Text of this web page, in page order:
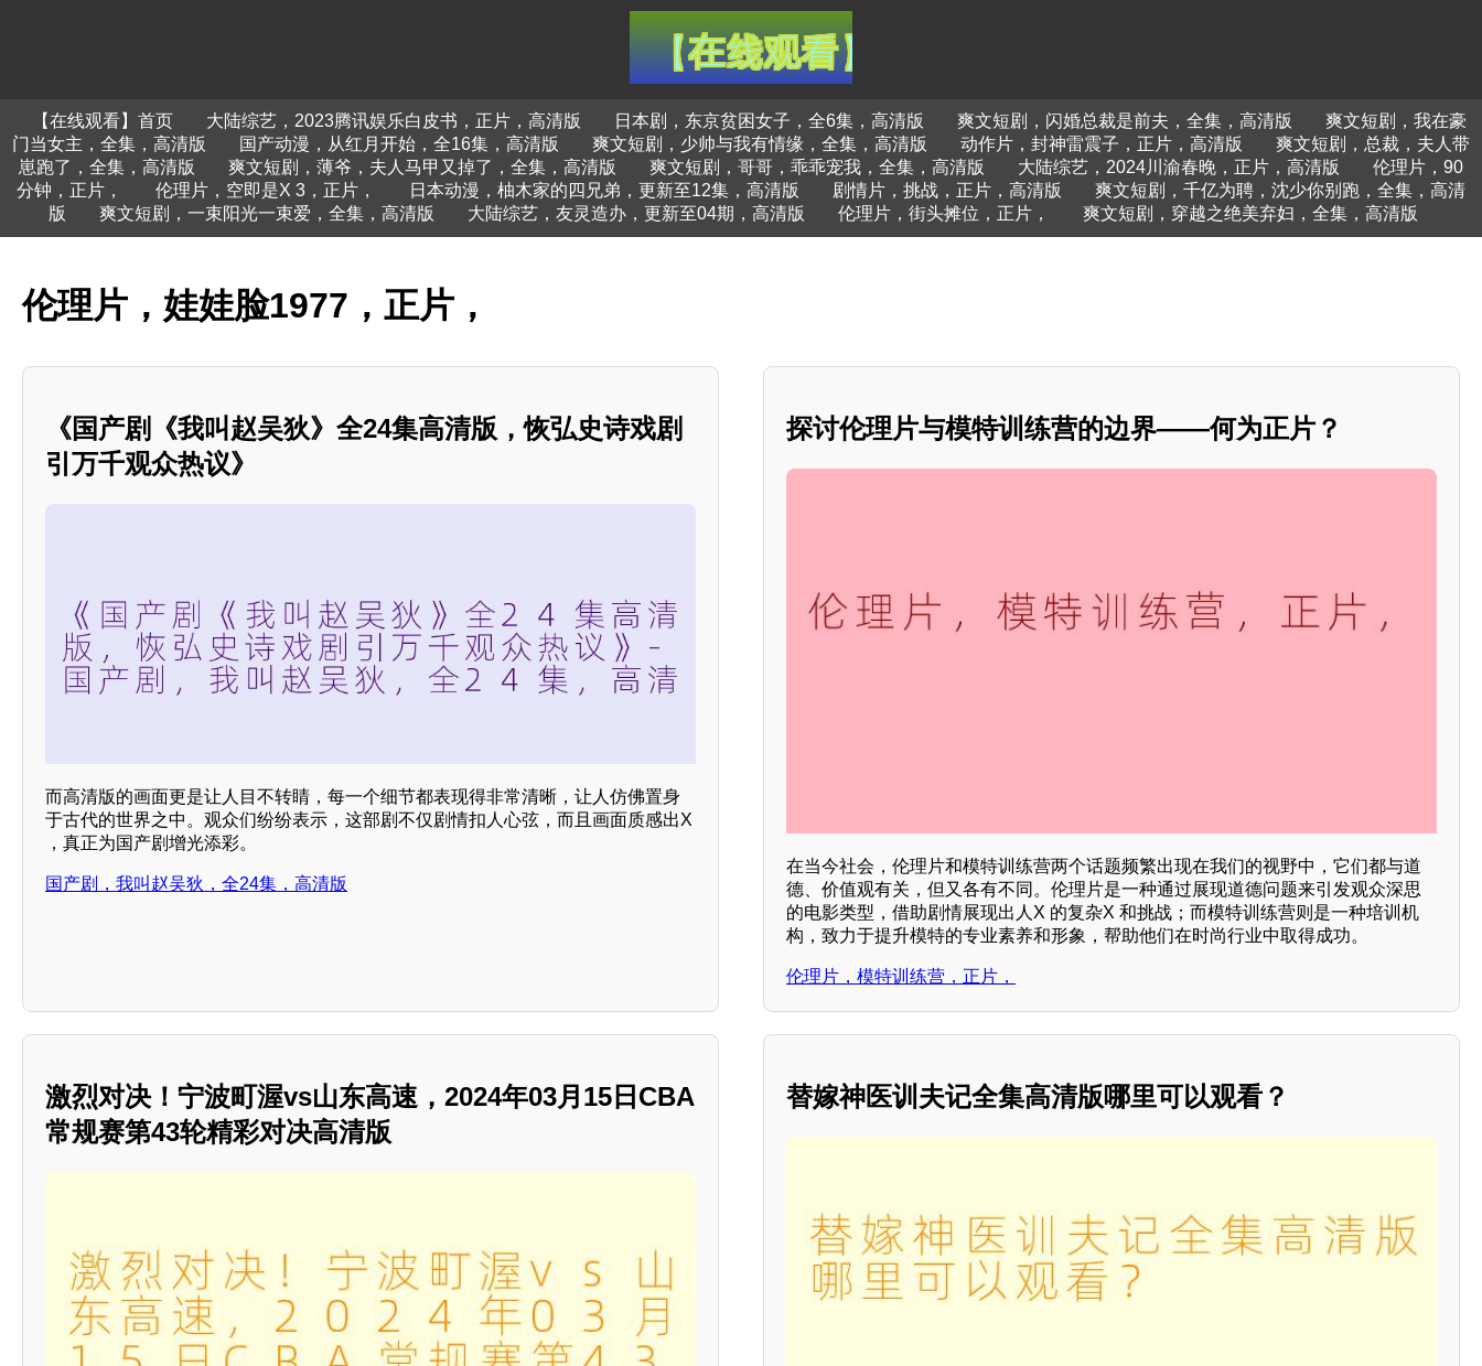
【在线观看】首页 大陆综艺，2023腾讯娱乐白皮书，正片，高清版 日本剧，东京贫困女子，全6集，高清版 爽文短剧，闪婚总裁是前夫，全集，高清版
爽文短剧，我在豪
门当女主，全集，高清版
国产动漫，从红月开始，全16集，高清版 爽文短剧，少帅与我有情缘，全集，高清版 动作片，封神雷震子，正片，高清版
爽文短剧，总裁，夫人带
崽跑了，全集，高清版
爽文短剧，薄爷，夫人马甲又掉了，全集，高清版 爽文短剧，哥哥，乖乖宠我，全集，高清版 大陆综艺，2024川渝春晚，正片，高清版
伦理片，90
分钟，正片，
伦理片，空即是X 3，正片， 日本动漫，柚木家的四兄弟，更新至12集，高清版 剧情片，挑战，正片，高清版
爽文短剧，千亿为聘，沈少你别跑，全集，高清
版
爽文短剧，一束阳光一束爱，全集，高清版 大陆综艺，友灵造办，更新至04期，高清版 伦理片，街头摊位，正片， 爽文短剧，穿越之绝美弃妇，全集，高清版
伦理片，娃娃脸1977，正片，
《国产剧《我叫赵吴狄》全24集高清版，恢弘史诗戏剧
引万千观众热议》
而高清版的画面更是让人目不转睛，每一个细节都表现得非常清晰，让人仿佛置身
于古代的世界之中。观众们纷纷表示，这部剧不仅剧情扣人心弦，而且画面质感出X
，真正为国产剧增光添彩。
国产剧，我叫赵吴狄，全24集，高清版
探讨伦理片与模特训练营的边界——何为正片？
在当今社会，伦理片和模特训练营两个话题频繁出现在我们的视野中，它们都与道
德、价值观有关，但又各有不同。伦理片是一种通过展现道德问题来引发观众深思
的电影类型，借助剧情展现出人X 的复杂X 和挑战；而模特训练营则是一种培训机
构，致力于提升模特的专业素养和形象，帮助他们在时尚行业中取得成功。
伦理片，模特训练营，正片，
激烈对决！宁波町渥vs山东高速，2024年03月15日CBA
常规赛第43轮精彩对决高清版
替嫁神医训夫记全集高清版哪里可以观看？